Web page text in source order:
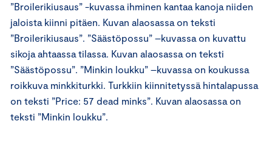
”Broilerikiusaus” -kuvassa ihminen kantaa kanoja niiden
jaloista kiinni pitäen. Kuvan alaosassa on teksti
”Broilerikiusaus”. ”Säästöpossu” –kuvassa on kuvattu
sikoja ahtaassa tilassa. Kuvan alaosassa on teksti
”Säästöpossu”. ”Minkin loukku” –kuvassa on koukussa
roikkuva minkkiturkki. Turkkiin kiinnitetyssä hintalapussa
on teksti ”Price: 57 dead minks”. Kuvan alaosassa on
teksti ”Minkin loukku”.